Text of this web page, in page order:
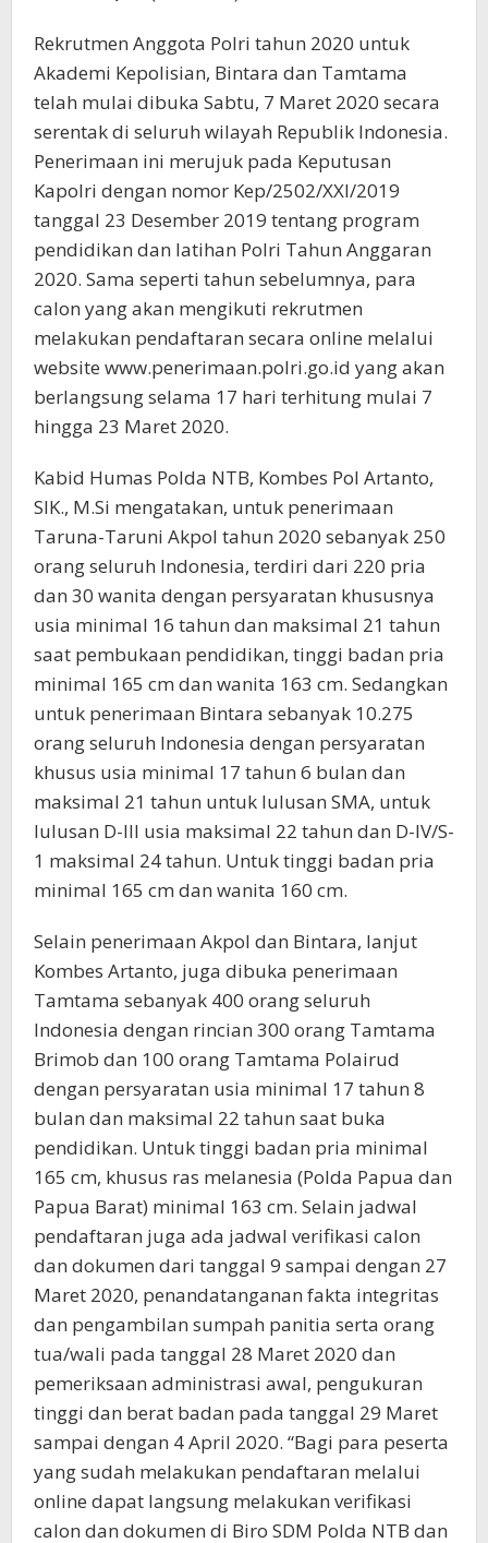
Rekrutmen Anggota Polri tahun 2020 untuk
Akademi Kepolisian, Bintara dan Tamtama
telah mulai dibuka Sabtu, 7 Maret 2020 secara
serentak di seluruh wilayah Republik Indonesia.
Penerimaan ini merujuk pada Keputusan
Kapolri dengan nomor Kep/2502/XXI/2019
tanggal 23 Desember 2019 tentang program
pendidikan dan latihan Polri Tahun Anggaran
2020. Sama seperti tahun sebelumnya, para
calon yang akan mengikuti rekrutmen
melakukan pendaftaran secara online melalui
website www.penerimaan.polri.go.id yang akan
berlangsung selama 17 hari terhitung mulai 7
hingga 23 Maret 2020.
Kabid Humas Polda NTB, Kombes Pol Artanto,
SIK., M.Si mengatakan, untuk penerimaan
Taruna-Taruni Akpol tahun 2020 sebanyak 250
orang seluruh Indonesia, terdiri dari 220 pria
dan 30 wanita dengan persyaratan khususnya
usia minimal 16 tahun dan maksimal 21 tahun
saat pembukaan pendidikan, tinggi badan pria
minimal 165 cm dan wanita 163 cm. Sedangkan
untuk penerimaan Bintara sebanyak 10.275
orang seluruh Indonesia dengan persyaratan
khusus usia minimal 17 tahun 6 bulan dan
maksimal 21 tahun untuk lulusan SMA, untuk
lulusan D-III usia maksimal 22 tahun dan D-IV/S-
1 maksimal 24 tahun. Untuk tinggi badan pria
minimal 165 cm dan wanita 160 cm.
Selain penerimaan Akpol dan Bintara, lanjut
Kombes Artanto, juga dibuka penerimaan
Tamtama sebanyak 400 orang seluruh
Indonesia dengan rincian 300 orang Tamtama
Brimob dan 100 orang Tamtama Polairud
dengan persyaratan usia minimal 17 tahun 8
bulan dan maksimal 22 tahun saat buka
pendidikan. Untuk tinggi badan pria minimal
165 cm, khusus ras melanesia (Polda Papua dan
Papua Barat) minimal 163 cm. Selain jadwal
pendaftaran juga ada jadwal verifikasi calon
dan dokumen dari tanggal 9 sampai dengan 27
Maret 2020, penandatanganan fakta integritas
dan pengambilan sumpah panitia serta orang
tua/wali pada tanggal 28 Maret 2020 dan
pemeriksaan administrasi awal, pengukuran
tinggi dan berat badan pada tanggal 29 Maret
sampai dengan 4 April 2020. “Bagi para peserta
yang sudah melakukan pendaftaran melalui
online dapat langsung melakukan verifikasi
calon dan dokumen di Biro SDM Polda NTB dan